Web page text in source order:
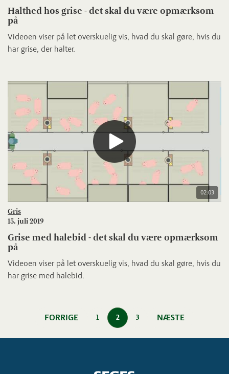
Halthed hos grise - det skal du være opmærksom
på
Videoen viser på let overskuelig vis, hvad du skal gøre, hvis du
har grise, der halter.
02:03
Gris
15. juli 2019
Grise med halebid - det skal du være opmærksom
på
Videoen viser på let overskuelig vis, hvad du skal gøre, hvis du
har grise med halebid.
FORRIGE 1 2 3 NÆSTE